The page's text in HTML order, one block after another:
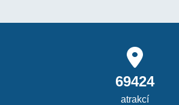
69424
atrakcí